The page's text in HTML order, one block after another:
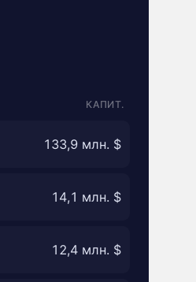
КАПИТ.
133,9 млн. $
14,1 млн. $
12,4 млн. $